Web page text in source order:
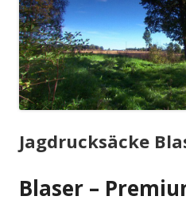
Jagdrucksäcke
Blaser –